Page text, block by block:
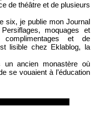
de théâtre et de plusieurs
six, je publie mon Journal
moquages et
et de
lisible chez Eklablog, la
ancien monastère où
se vouaient à l’éducation